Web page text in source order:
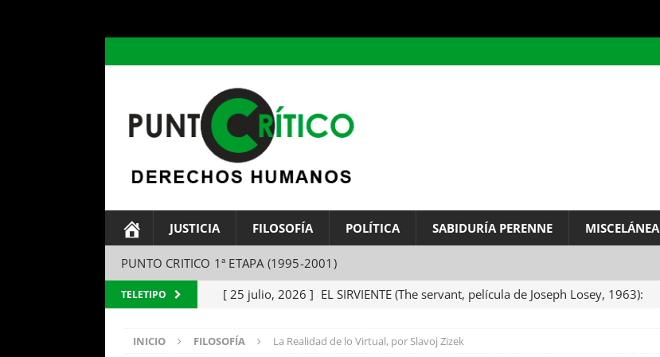
JUSTICIA FILOSOFÍA POLÍTICA SABIDURÍA PERENNE MISCELÁNEA
PUNTO CRITICO 1ª ETAPA (1995-2001)
TELETIPO [ 25 julio, 2026 ] EL SIRVIENTE (The servant, película de Joseph Losey, 1963):
[ 24 julio, 2026 ] EL TEMA DEL INFINITO, por Baruch de Spinoza (Carta de
INICIO FILOSOFÍA La Realidad de lo Virtual, por Slavoj Zizek